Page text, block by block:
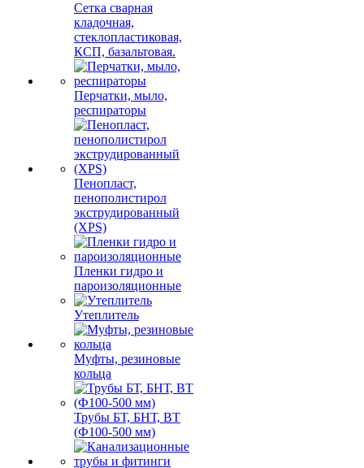
Сетка сварная
кладочная,
стеклопластиковая,
КСП, базальтовая.
Перчатки, мыло,
респираторы
Пенопласт,
пенополистирол
экструдированный
(XPS)
Пленки гидро и
пароизоляционные
Утеплитель
Муфты, резиновые
кольца
Трубы БТ, БНТ, ВТ
(Ф100-500 мм)